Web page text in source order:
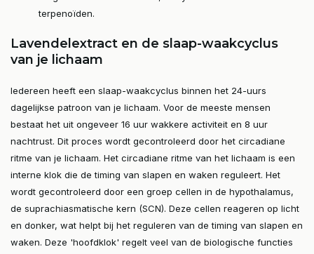
terpenoïden.
Lavendelextract en de slaap-waakcyclus
van je lichaam
Iedereen heeft een slaap-waakcyclus binnen het 24-uurs
dagelijkse patroon van je lichaam. Voor de meeste mensen
bestaat het uit ongeveer 16 uur wakkere activiteit en 8 uur
nachtrust. Dit proces wordt gecontroleerd door het circadiane
ritme van je lichaam. Het circadiane ritme van het lichaam is een
interne klok die de timing van slapen en waken reguleert. Het
wordt gecontroleerd door een groep cellen in de hypothalamus,
de suprachiasmatische kern (SCN). Deze cellen reageren op licht
en donker, wat helpt bij het reguleren van de timing van slapen en
waken. Deze 'hoofdklok' regelt veel van de biologische functies